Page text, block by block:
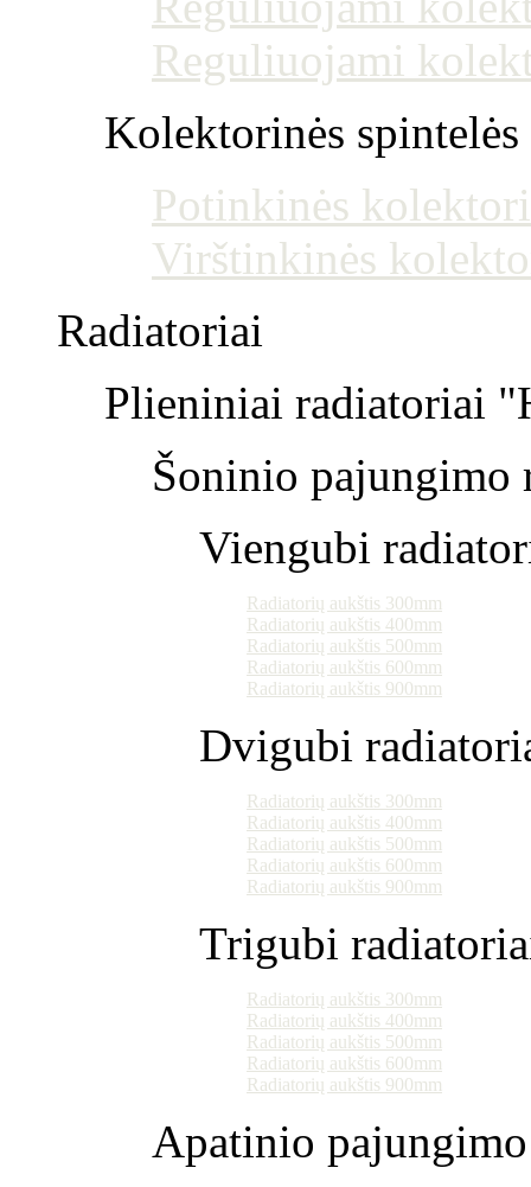
Reguliuojami
Kolektorinės spintelės
Potinkinės
Virštinkinės
Radiatoriai
Plieniniai radiatoriai
Šoninio pajungimo
Viengubi
Radiatorių aukštis 300mm
Radiatorių aukštis 400mm
Radiatorių aukštis 500mm
Radiatorių aukštis 600mm
Radiatorių aukštis 900mm
Dvigubi
Radiatorių aukštis 300mm
Radiatorių aukštis 400mm
Radiatorių aukštis 500mm
Radiatorių aukštis 600mm
Radiatorių aukštis 900mm
Trigubi
Radiatorių aukštis 300mm
Radiatorių aukštis 400mm
Radiatorių aukštis 500mm
Radiatorių aukštis 600mm
Radiatorių aukštis 900mm
Apatinio